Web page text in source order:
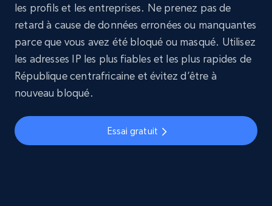
les profils et les entreprises. Ne prenez pas de
retard à cause de données erronées ou manquantes
parce que vous avez été bloqué ou masqué. Utilisez
les adresses IP les plus fiables et les plus rapides de
République centrafricaine et évitez d’être à
nouveau bloqué.
Essai gratuit